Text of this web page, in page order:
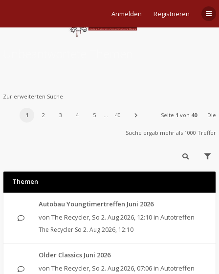
Anmelden Registrieren
Zur erweiterten Suche
1 2 3 4 5 … 40 Seite 1 von 40 Die
Suche ergab mehr als 1000 Treffer
Themen
Autobau Youngtimertreffen Juni 2026
von The Recycler, So 2. Aug 2026, 12:10 in Autotreffen
The Recycler So 2. Aug 2026, 12:10
Older Classics Juni 2026
von The Recycler, So 2. Aug 2026, 07:06 in Autotreffen